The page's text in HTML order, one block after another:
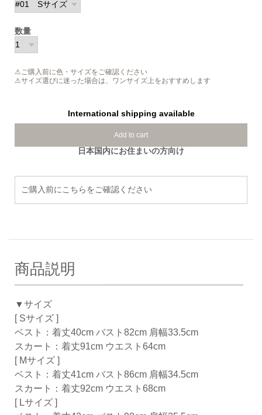
数量
⚠ご購入前に色・サイズをご確認ください
⚠サイズ選びに迷った場合は、ワンサイズ上をおすすめします
International shipping available
Add to cart
日本国内にお住まいの方向け
ご購入前にこちらをご確認ください
商品説明
▼サイズ
[ Sサイズ ]
ベスト：着丈40cm バスト82cm 肩幅33.5cm
スカート：着丈91cm ウエスト64cm
[ Mサイズ ]
ベスト：着丈41cm バスト86cm 肩幅34.5cm
スカート：着丈92cm ウエスト68cm
[ Lサイズ ]